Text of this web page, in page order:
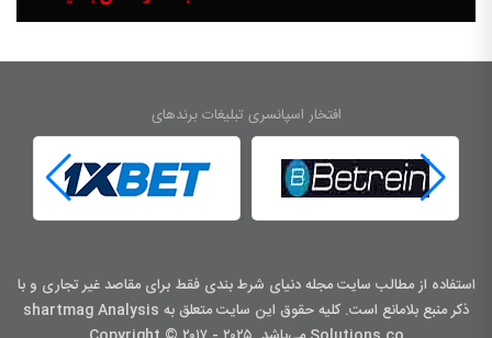
افتخار اسپانسری تبلیغات برندهای
استفاده از مطالب سایت مجله دنیای شرط بندی فقط برای مقاصد غیر تجاری و با
ذکر منبع بلامانع است. کليه حقوق اين سايت متعلق به shartmag Analysis